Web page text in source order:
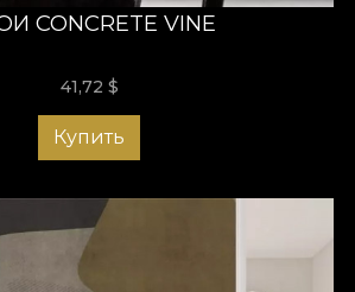
CONCRETE VINE
41,72 $
Купить